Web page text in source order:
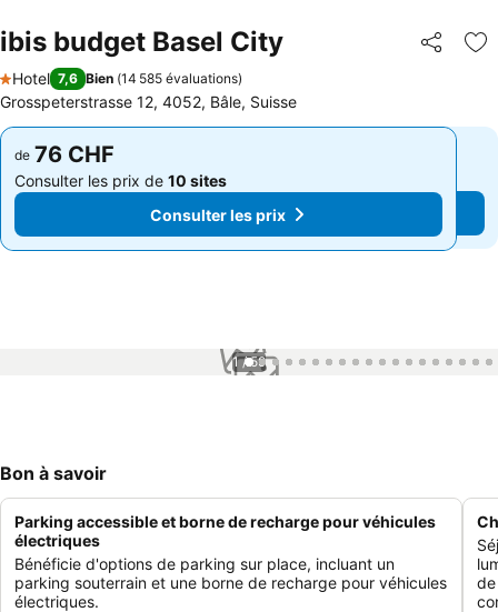
ibis budget Basel City Partager
1 Étoiles
Hotel 7,6 Bien (14 585 évaluations)
Grosspeterstrasse 12, 4052, Bâle, Suisse
de 76 CHF
Consulter les prix de 10 sites
Consulter les prix
de 76 CHF
Consulter les prix de 10 sites
Consulter les prix
1 / 59
Bon à savoir
Parking accessible et borne de recharge pour véhicules
électriques
Bénéficie d'options de parking sur place, incluant un
parking souterrain et une borne de recharge pour véhicules
électriques.